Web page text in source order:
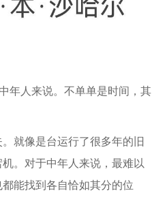
年人来说。不单单是时间，其
就像是台运行了很多年的旧
。对于中年人来说，最难以
能找到各自恰如其分的位